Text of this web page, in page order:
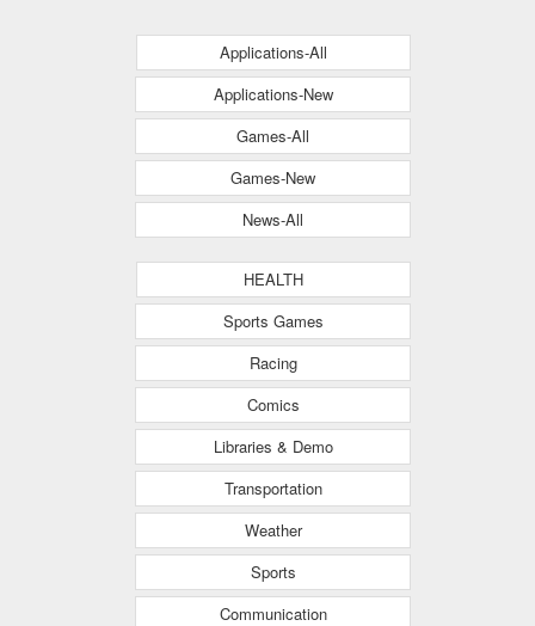
Applications-All
Applications-New
Games-All
Games-New
News-All
HEALTH
Sports Games
Racing
Comics
Libraries & Demo
Transportation
Weather
Sports
Communication